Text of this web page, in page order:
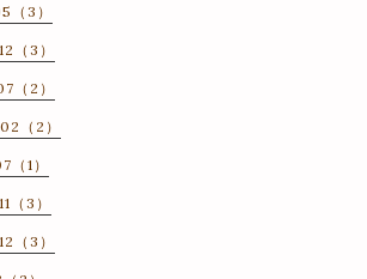
3）
（3）
（2）
（2）
1）
（3）
（3）